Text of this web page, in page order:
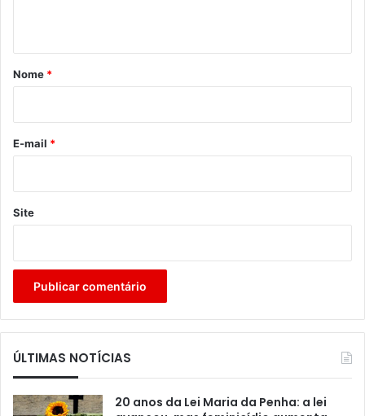
r
*
Nome *
E-mail *
Site
ÚLTIMAS NOTÍCIAS
20 anos da Lei Maria da Penha: a lei